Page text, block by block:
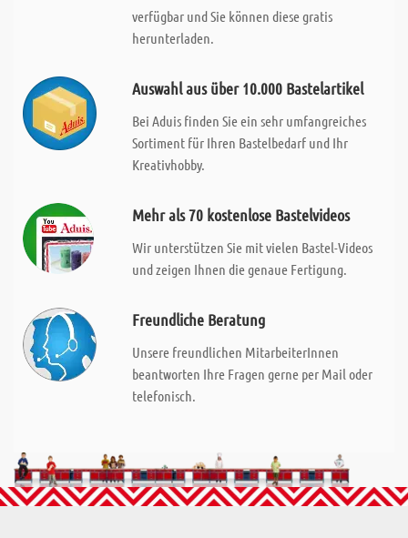
verfügbar und Sie können diese gratis
herunterladen.
Auswahl aus über 10.000 Bastelartikel
Bei Aduis finden Sie ein sehr umfangreiches
Sortiment für Ihren Bastelbedarf und Ihr
Kreativhobby.
Mehr als 70 kostenlose Bastelvideos
Wir unterstützen Sie mit vielen Bastel-Videos
und zeigen Ihnen die genaue Fertigung.
Freundliche Beratung
Unsere freundlichen MitarbeiterInnen
beantworten Ihre Fragen gerne per Mail oder
telefonisch.